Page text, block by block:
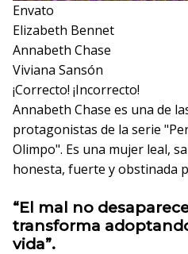
Envato
Elizabeth Bennet
Annabeth Chase
Viviana Sansón
¡Correcto! ¡Incorrecto!
Annabeth Chase es una de
protagonistas de la serie
Olimpo". Es una mujer leal,
honesta, fuerte y obstinada
“El mal no
transforma
vida”.